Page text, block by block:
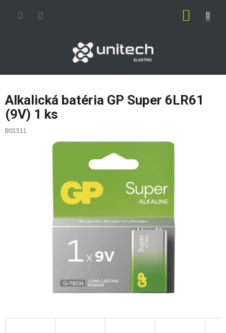
Alkalická batéria GP Super 6LR61
(9V) 1 ks
B01511